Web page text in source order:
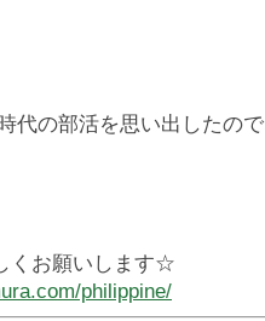
代の部活を思い出したの
くお願いします☆
philippine/